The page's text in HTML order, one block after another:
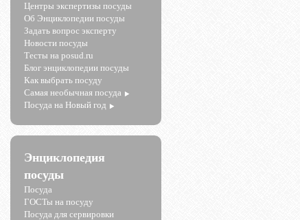
Центры экспертизы посуды
Об Энциклопедии посуды
Задать вопрос эксперту
Новости посуды
Тесты на posud.ru
Блог энциклопедии посуды
Как выбрать посуду
Самая необычная посуда
Посуда на Новый год
Энциклопедия
посуды
Посуда
ГОСТы на посуду
Посуда для сервировки